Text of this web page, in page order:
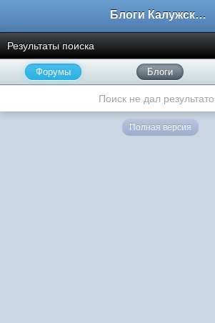
Блоги Калужского перекрестка
Результаты поиска
Форумы Блоги
Поиск не дал
Полная версия